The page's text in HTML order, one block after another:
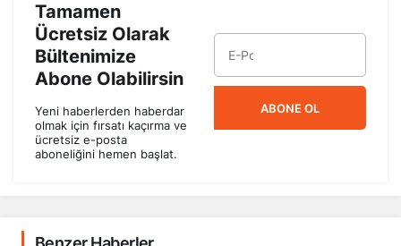
Tamamen
Ücretsiz Olarak
Bültenimize
Abone Olabilirsin
Yeni haberlerden haberdar
olmak için fırsatı kaçırma ve
ücretsiz e-posta
aboneliğini hemen başlat.
ABONE OL